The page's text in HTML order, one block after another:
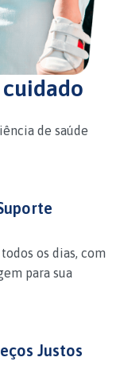
de saúde
os dias, com
para sua
Justos